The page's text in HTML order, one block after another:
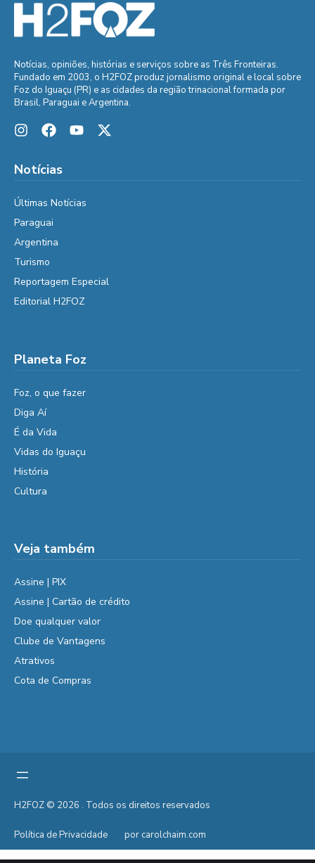
Notícias, opiniões, histórias e serviços sobre as Três Fronteiras.
Fundado em 2003, o H2FOZ produz jornalismo original e local sobre
Foz do Iguaçu (PR) e as cidades da região trinacional formada por
Brasil, Paraguai e Argentina.
Notícias
Últimas Notícias
Paraguai
Argentina
Turismo
Reportagem Especial
Editorial H2FOZ
Planeta Foz
Foz, o que fazer
Diga Aí
É da Vida
Vidas do Iguaçu
História
Cultura
Veja também
Assine | PIX
Assine | Cartão de crédito
Doe qualquer valor
Clube de Vantagens
Atrativos
Cota de Compras
H2FOZ © 2026 . Todos os direitos reservados
Política de Privacidade por carolchaim.com